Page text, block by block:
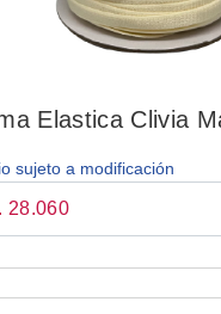
Elastica Clivia
sujeto a modificación
28.060